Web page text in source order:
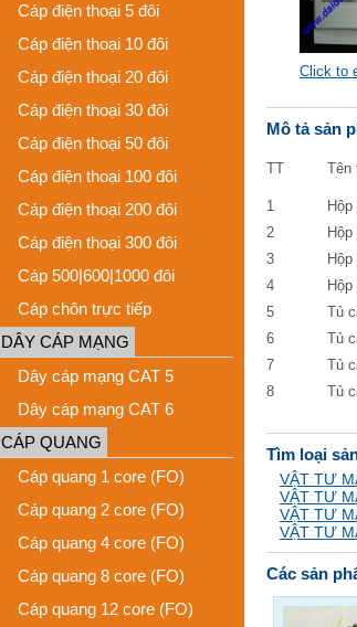
Cáp điện thoại 5 đôi
Cáp điện thoại 10 đôi
Cáp điện thoại 20 đôi
Cáp điện thoại 30 đôi
Cáp điện thoại 50 đôi
Cáp điện thoại 100 đôi
Cáp điện thoại 200 đôi
Cáp điện thoại 300 đôi
Cáp 500|600|1000 đôi
Cáp chôn trực tiếp
DÂY CÁP MẠNG
Dây cáp mạng CAT 5
Dây cáp mạng CAT 6
CÁP QUANG
Cáp quang 1 core (FO)
Cáp quang 2 core (FO)
Cáp quang 4 core (FO)
Cáp quang 8 core (FO)
Cáp quang 12 core (FO)
Click to
Mô tả sản
TT Tên
1
2
3
4
5
Tủ
6
Tủ
7
Tủ
8
Tủ
Tìm loại
VẬT TƯ
VẬT TƯ
VẬT TƯ
VẬT TƯ
Các sản